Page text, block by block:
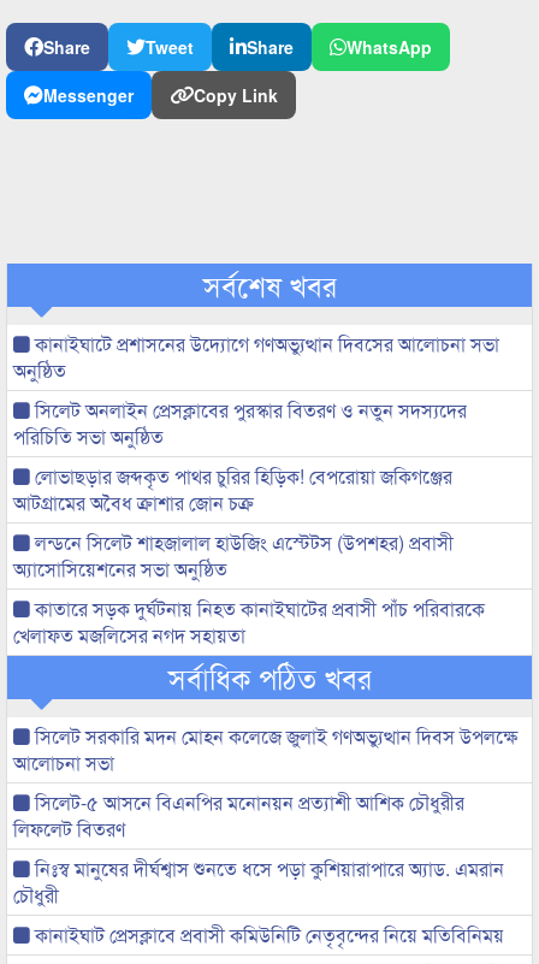
Share Tweet Share
WhatsApp
Messenger
Copy Link
সর্বশেষ খবর
কানাইঘাটে প্রশাসনের উদ্যোগে গণঅভ্যুত্থান দিবসের আলোচনা সভা
অনুষ্ঠিত
সিলেট অনলাইন প্রেসক্লাবের পুরস্কার বিতরণ ও নতুন সদস্যদের
পরিচিতি সভা অনুষ্ঠিত
লোভাছড়ার জব্দকৃত পাথর চুরির হিড়িক! বেপরোয়া জকিগঞ্জের
আটগ্রামের অবৈধ ক্রাশার জোন চক্র
লন্ডনে সিলেট শাহজালাল হাউজিং এস্টেটস (উপশহর) প্রবাসী
অ্যাসোসিয়েশনের সভা অনুষ্ঠিত
কাতারে সড়ক দুর্ঘটনায় নিহত কানাইঘাটের প্রবাসী পাঁচ পরিবারকে
খেলাফত মজলিসের নগদ সহায়তা
সর্বাধিক পঠিত খবর
সিলেট সরকারি মদন মোহন কলেজে জুলাই গণঅভ্যুত্থান দিবস উপলক্ষে
আলোচনা সভা
সিলেট-৫ আসনে বিএনপির মনোনয়ন প্রত্যাশী আশিক চৌধুরীর
লিফলেট বিতরণ
নিঃস্ব মানুষের দীর্ঘশ্বাস শুনতে ধসে পড়া কুশিয়ারাপারে অ্যাড. এমরান
চৌধুরী
কানাইঘাট প্রেসক্লাবে প্রবাসী কমিউনিটি নেতৃবৃন্দের নিয়ে মতিবিনিময়